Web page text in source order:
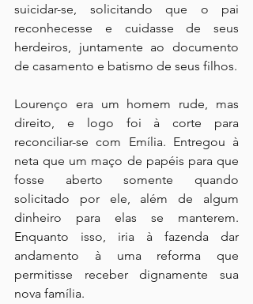
suicidar-se, solicitando que o pai
reconhecesse e cuidasse de seus
herdeiros, juntamente ao documento
de casamento e batismo de seus filhos.
Lourenço era um homem rude, mas
direito, e logo foi à corte para
reconciliar-se com Emília. Entregou à
neta que um maço de papéis para que
fosse aberto somente quando
solicitado por ele, além de algum
dinheiro para elas se manterem.
Enquanto isso, iria à fazenda dar
andamento à uma reforma que
permitisse receber dignamente sua
nova família.